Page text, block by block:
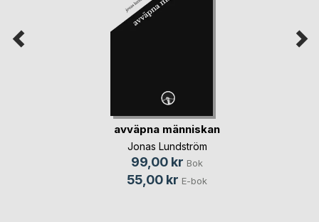
avväpna människan
Jonas Lundström
99,00 kr Bok
55,00 kr E-bok